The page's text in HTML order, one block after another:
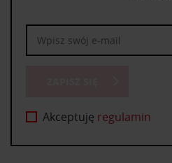
Akceptuję regulamin